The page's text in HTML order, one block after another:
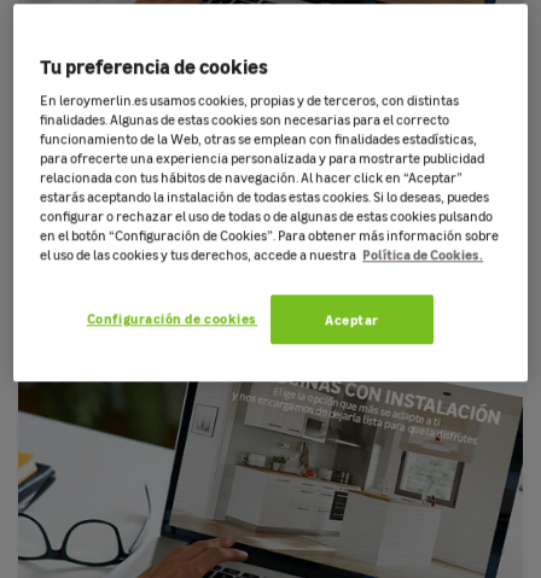
Suelo laminado
Desde 1.450,00€
¡Cambia tu suelo con Leroy Merlin! Descubre opciones en
nuestro configurador con producto, instalación y transporte
incluidos.
Tu preferencia de cookies
En leroymerlin.es usamos cookies, propias y de terceros, con distintas
finalidades. Algunas de estas cookies son necesarias para el correcto
funcionamiento de la Web, otras se emplean con finalidades estadísticas,
para ofrecerte una experiencia personalizada y para mostrarte publicidad
relacionada con tus hábitos de navegación. Al hacer click en “Aceptar”
estarás aceptando la instalación de todas estas cookies. Si lo deseas, puedes
configurar o rechazar el uso de todas o de algunas de estas cookies pulsando
en el botón “Configuración de Cookies”. Para obtener más información sobre
el uso de las cookies y tus derechos, accede a nuestra Política de Cookies.
Aceptar
Configuración de cookies